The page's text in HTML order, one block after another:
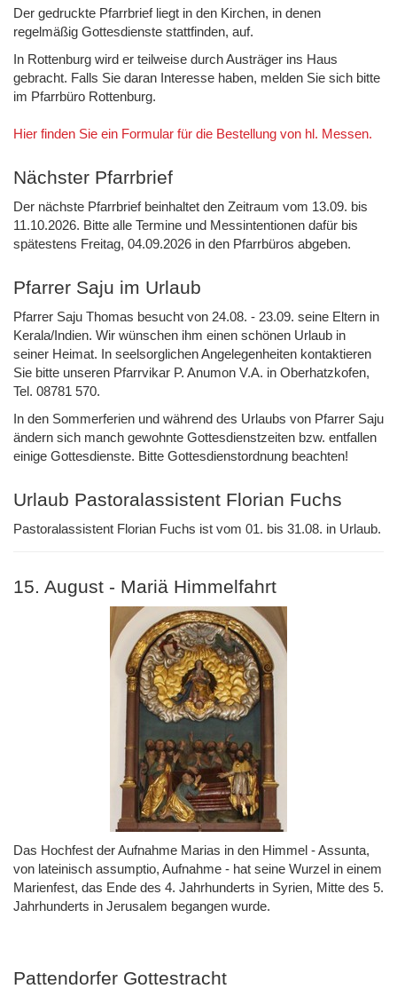
Der gedruckte Pfarrbrief liegt in den Kirchen, in denen
regelmäßig Gottesdienste stattfinden, auf.
In Rottenburg wird er teilweise durch Austräger ins Haus
gebracht. Falls Sie daran Interesse haben, melden Sie sich bitte
im Pfarrbüro Rottenburg.
Hier finden Sie ein Formular für die Bestellung von hl. Messen.
Nächster Pfarrbrief
Der nächste Pfarrbrief beinhaltet den Zeitraum vom 13.09. bis
11.10.2026. Bitte alle Termine und Messintentionen dafür bis
spätestens Freitag, 04.09.2026 in den Pfarrbüros abgeben.
Pfarrer Saju im Urlaub
Pfarrer Saju Thomas besucht von 24.08. - 23.09. seine Eltern in
Kerala/Indien. Wir wünschen ihm einen schönen Urlaub in
seiner Heimat. In seelsorglichen Angelegenheiten kontaktieren
Sie bitte unseren Pfarrvikar P. Anumon V.A. in Oberhatzkofen,
Tel. 08781 570.
In den Sommerferien und während des Urlaubs von Pfarrer Saju
ändern sich manch gewohnte Gottesdienstzeiten bzw. entfallen
einige Gottesdienste. Bitte Gottesdienstordnung beachten!
Urlaub Pastoralassistent Florian Fuchs
Pastoralassistent Florian Fuchs ist vom 01. bis 31.08. in Urlaub.
15. August - Mariä Himmelfahrt
Das Hochfest der Aufnahme Marias in den Himmel - Assunta,
von lateinisch assumptio, Aufnahme - hat seine Wurzel in einem
Marienfest, das Ende des 4. Jahrhunderts in Syrien, Mitte des 5.
Jahrhunderts in Jerusalem begangen wurde.
Pattendorfer Gottestracht